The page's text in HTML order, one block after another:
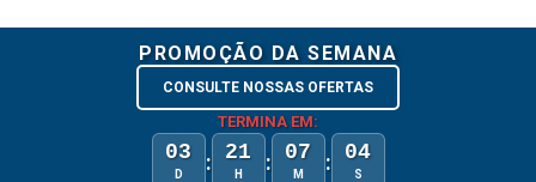
PROMOÇÃO DA SEMANA
CONSULTE NOSSAS OFERTAS
TERMINA EM:
03
D : 21
H : 07
M : 04
S